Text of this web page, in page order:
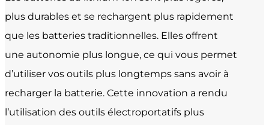
plus durables et se rechargent plus rapidement
que les batteries traditionnelles. Elles offrent
une autonomie plus longue, ce qui vous permet
d’utiliser vos outils plus longtemps sans avoir à
recharger la batterie. Cette innovation a rendu
l’utilisation des outils électroportatifs plus